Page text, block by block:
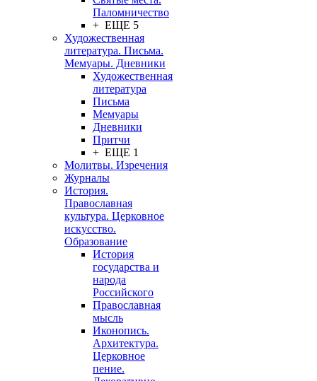
Паломничество
+ ЕЩЕ 5
Художественная
литература. Письма.
Мемуары. Дневники
Художественная
литература
Письма
Мемуары
Дневники
Притчи
+ ЕЩЕ 1
Молитвы. Изречения
Журналы
История.
Православная
культура. Церковное
искусство.
Образование
История
государства и
народа
Российского
Православная
мысль
Иконопись.
Архитектура.
Церковное
пение.